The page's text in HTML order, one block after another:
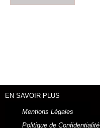
EN SAVOIR PLUS
Mentions Légales
Politique de Confidentialité